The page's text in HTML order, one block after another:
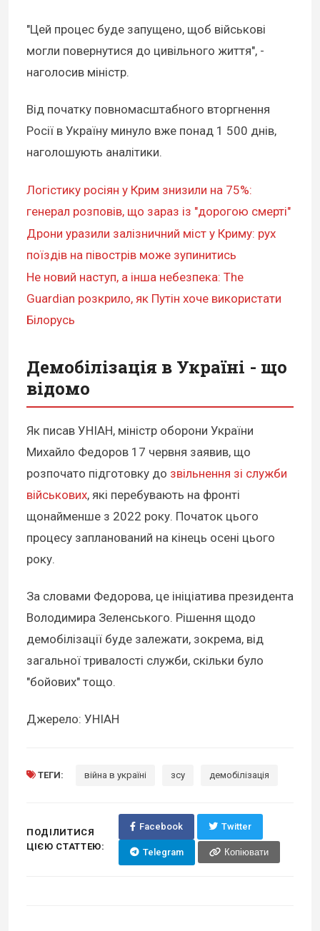
"Цей процес буде запущено, щоб військові
могли повернутися до цивільного життя", -
наголосив міністр.
Від початку повномасштабного вторгнення
Росії в Україну минуло вже понад 1 500 днів,
наголошують аналітики.
Логістику росіян у Крим знизили на 75%:
генерал розповів, що зараз із "дорогою смерті"
Дрони уразили залізничний міст у Криму: рух
поїздів на півострів може зупинитись
Не новий наступ, а інша небезпека: The
Guardian розкрило, як Путін хоче використати
Білорусь
Демобілізація в Україні - що
відомо
Як писав УНІАН, міністр оборони України
Михайло Федоров 17 червня заявив, що
розпочато підготовку до звільнення зі служби
військових, які перебувають на фронті
щонайменше з 2022 року. Початок цього
процесу запланований на кінець осені цього
року.
За словами Федорова, це ініціатива президента
Володимира Зеленського. Рішення щодо
демобілізації буде залежати, зокрема, від
загальної тривалості служби, скільки було
"бойових" тощо.
Джерело: УНІАН
ТЕГИ: війна в україні зсу демобілізація
ПОДІЛИТИСЯ
ЦІЄЮ СТАТТЕЮ:
Facebook Twitter
Telegram Копіювати